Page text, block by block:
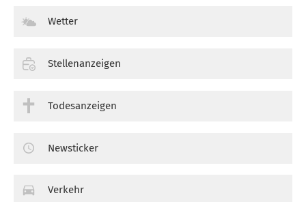
Wetter
Stellenanzeigen
Todesanzeigen
Newsticker
Verkehr